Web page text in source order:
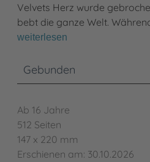
Velvets Herz wurde
bebt die ganze Welt.
weiterlesen
Gebunden
Ab 16 Jahre
512 Seiten
147 x 220 mm
Erschienen am: 30.10.2026